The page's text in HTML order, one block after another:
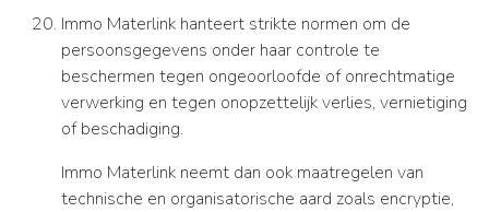
Immo Materlink hanteert strikte normen om de
persoonsgegevens onder haar controle te
beschermen tegen ongeoorloofde of onrechtmatige
verwerking en tegen onopzettelijk verlies, vernietiging
of beschadiging.
Immo Materlink neemt dan ook maatregelen van
technische en organisatorische aard zoals encryptie,